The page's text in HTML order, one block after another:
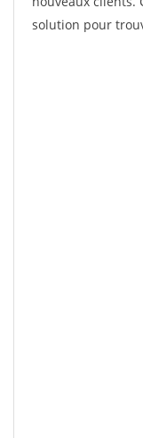
solution pour